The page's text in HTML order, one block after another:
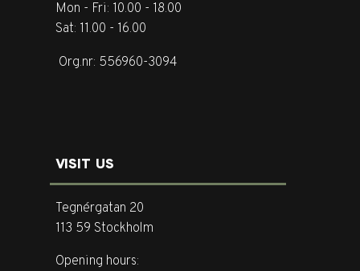
Mon - Fri: 10.00 - 18.00
Sat: 11.00 - 16.00
Org.nr: 556960-3094
VISIT US
Tegnérgatan 20
113 59 Stockholm
Opening hours: